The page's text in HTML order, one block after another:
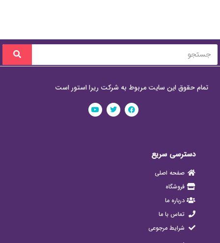
تمام حقوق این سایت مربوط به شرکت ریرا استور است
دسترسی سریع
صفحه اصلی
فروشگاه
درباره ما
تماس با ما
شرایط مرجوعی